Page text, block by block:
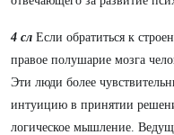
4 сл Если обратиться к
правое полушарие мозга
Эти люди более
интуицию в принятии
логическое мышление.